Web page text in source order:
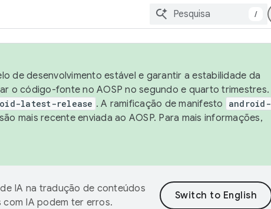
/
de desenvolvimento estável e garantir a estabilidade da
o código-fonte no AOSP no segundo e quarto trimestres.
latest-release . A ramificação de manifesto
android-
mais recente enviada ao AOSP. Para mais informações,
IA na tradução de conteúdos
IA podem ter erros.